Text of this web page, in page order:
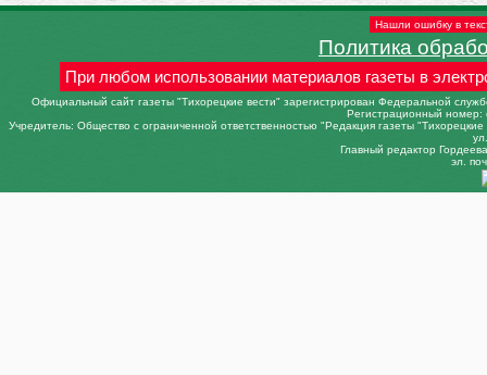
Нашли ошибку в
Политика
При любом использовании материалов газеты в
Официальный сайт газеты "Тихорецкие вести" зарегистрирован Федеральной
Регистрационный
Учредитель: Общество с ограниченной ответственностью "Редакция газеты
Главный редактор
эл.